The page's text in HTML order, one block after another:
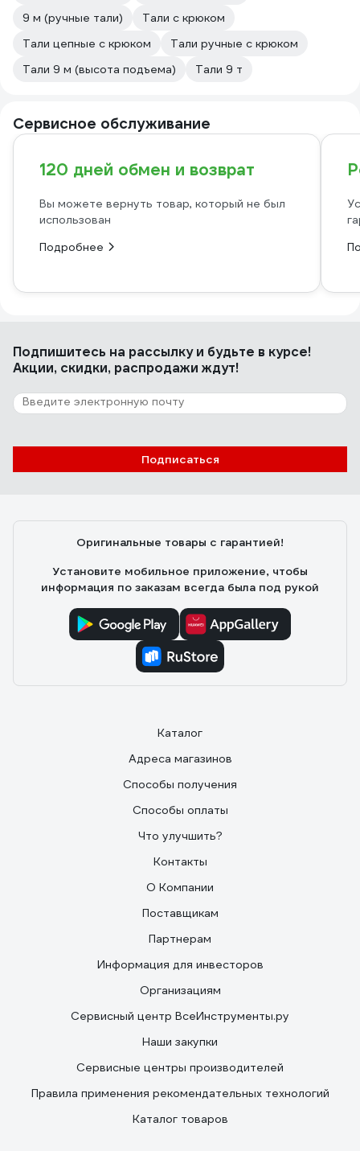
9 м (ручные тали)
Тали с крюком
Тали цепные с крюком
Тали ручные с крюком
Тали 9 м (высота подъема)
Тали 9 т
Сервисное обслуживание
120 дней обмен и возврат
Вы можете вернуть товар, который не был
использован
Подробнее
Подпишитесь на рассылкуи будьте в курсе!
Акции, скидки, распродажи ждут!
Подписаться
Оригинальные товары с гарантией!
Установите мобильное приложение, чтобы
информация по заказам всегда была под рукой
Каталог
Адреса магазинов
Способы получения
Способы оплаты
Что улучшить?
Контакты
О Компании
Поставщикам
Партнерам
Информация для инвесторов
Организациям
Сервисный центр ВсеИнструменты.ру
Наши закупки
Сервисные центры производителей
Правила применения рекомендательных технологий
Каталог товаров